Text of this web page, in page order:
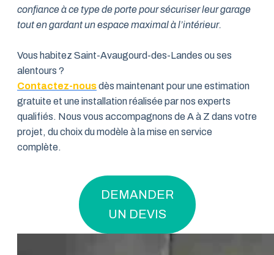
confiance à ce type de porte pour sécuriser leur garage
tout en gardant un espace maximal à l’intérieur.
Vous habitez Saint-Avaugourd-des-Landes ou ses
alentours ?
Contactez-nousdès maintenant pour une estimation
gratuite et une installation réalisée par nos experts
qualifiés. Nous vous accompagnons de A à Z dans votre
projet, du choix du modèle à la mise en service
complète.
DEMANDER
UN DEVIS